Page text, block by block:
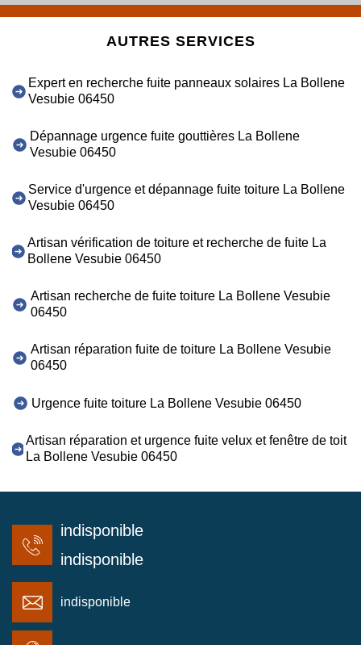
AUTRES SERVICES
Expert en recherche fuite panneaux solaires La Bollene
Vesubie 06450
Dépannage urgence fuite gouttières La Bollene
Vesubie 06450
Service d'urgence et dépannage fuite toiture La Bollene
Vesubie 06450
Artisan vérification de toiture et recherche de fuite La
Bollene Vesubie 06450
Artisan recherche de fuite toiture La Bollene Vesubie
06450
Artisan réparation fuite de toiture La Bollene Vesubie
06450
Urgence fuite toiture La Bollene Vesubie 06450
Artisan réparation et urgence fuite velux et fenêtre de toit
La Bollene Vesubie 06450
indisponible
indisponible
indisponible